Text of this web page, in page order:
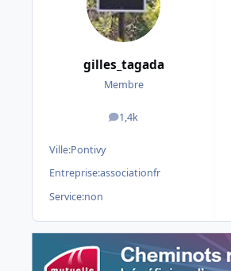
gilles_tagada
Membre
1,4k
messages
Ville:Pontivy
Entreprise:associationfr
Service:non